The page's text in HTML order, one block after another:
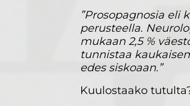
”Prosopagnosia eli
perusteella.
mukaan 2,5 %
tunnistaa
edes siskoaan.”
Kuulostaako